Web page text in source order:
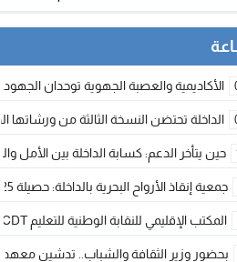
الأكاديمية والعصبة الجهوية توحدان
الداخلة تحتضن النسخة الثالثة من ورشاتها
حين يتأخر الدعم: كسابة الداخلة بين الأمل
جمعية إنقاذ الأرواح البحرية بالداخلة: حصيلة 2025 بين مهام الإنقاذ ومشروع “دار البحار”
المكتب الإقليمي للنقابة الوطنية للتعليم CDT يجتمع مع المدير الإقليمي لمناقشة ملفات جوهرية لنساء ورجال التعليم
بحضور وزير الثقافة والشباب.. تدشين معهد